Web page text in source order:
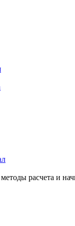
расчета и